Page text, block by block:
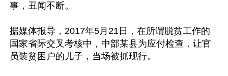
事，丑闻不断。
据媒体报导，2017年5月21日，在所谓脱贫工作的
国家省际交叉考核中，中部某县为应付检查，让官
员装贫困户的儿子，当场被抓现行。